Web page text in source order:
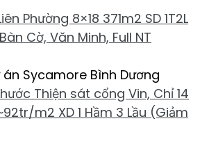
Phường 8×18 371m2 SD 1T2L
Cờ, Văn Minh, Full NT
Thiện sát cổng Vin, Chỉ 14
m2 XD 1 Hầm 3 Lầu (Giảm